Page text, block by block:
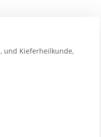
und Kieferheilkunde,